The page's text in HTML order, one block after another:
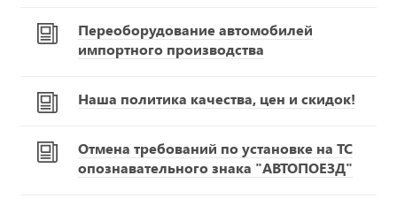
Переоборудование автомобилей
импортного производства
Наша политика качества, цен и скидок!
Отмена требований по установке на ТС
опознавательного знака "АВТОПОЕЗД"